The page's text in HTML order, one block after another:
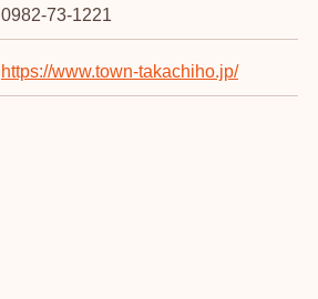
0982-73-1221
https://www.town-takachiho.jp/